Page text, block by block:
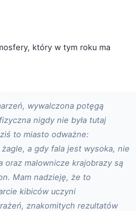
który w tym roku ma
wywalczona potęgą
nigdy nie była tutaj
to miasto odważne:
a gdy fala jest wysoka, nie
oraz malownicze krajobrazy są
Mam nadzieję, że to
kibiców uczyni
znakomitych rezultatów